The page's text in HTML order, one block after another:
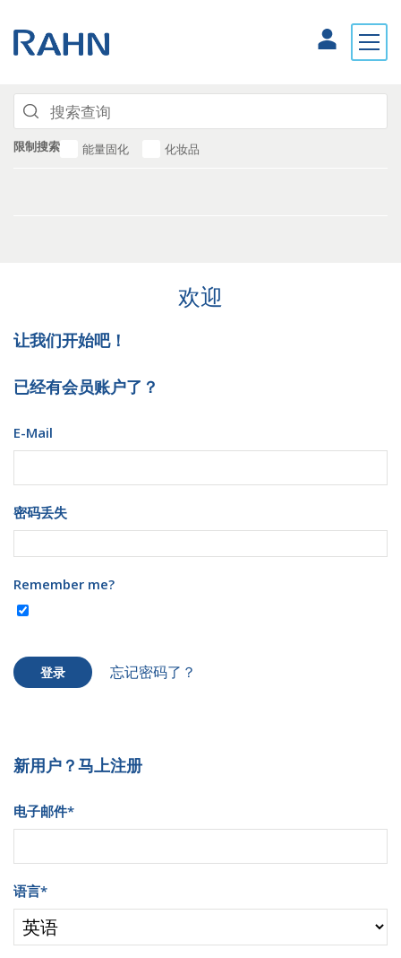
限制搜索 能量固化 化妆品
欢迎
让我们开始吧！
已经有会员账户了？
E-Mail
密码丢失
Remember me?
登录 忘记密码了？
新用户？马上注册
电子邮件*
语言*